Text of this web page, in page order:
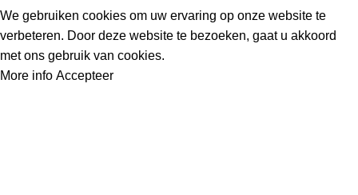
We gebruiken cookies om uw ervaring op onze website te
verbeteren. Door deze website te bezoeken, gaat u akkoord
met ons gebruik van cookies.
More info Accepteer